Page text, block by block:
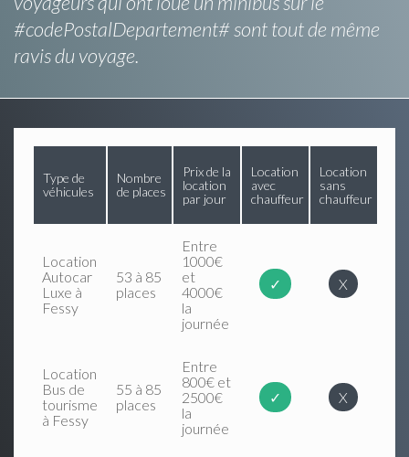
#codePostalDepartement# sont tout de même
ravis du voyage.
Type de
véhicules
Nombre
de places
Prix de la
location
par jour
Location
avec
chauffeur
Location
sans
chauffeur
Location
Autocar
Luxe à
Fessy
53 à 85
places
Entre
1000€
et
4000€
la
journée
✓ X
Location
Bus de
tourisme
à Fessy
55 à 85
places
Entre
800€ et
2500€
la
journée
✓ X